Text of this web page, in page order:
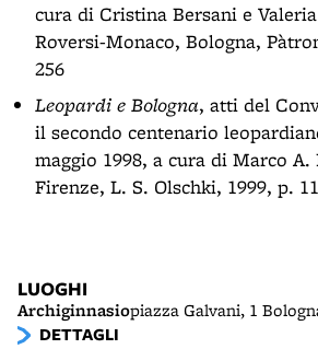
cura di Cristina Bersani e
Roversi-Monaco, Bologna,
256
Leopardi e Bologna, atti del
il secondo centenario
maggio 1998, a cura di Marco A.
Firenze, L. S. Olschki, 1999, p.
LUOGHI
Archiginnasiopiazza Galvani, 1
DETTAGLI